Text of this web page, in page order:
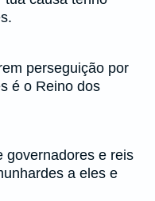
perseguição por
é o Reino dos
governadores e reis
a eles e